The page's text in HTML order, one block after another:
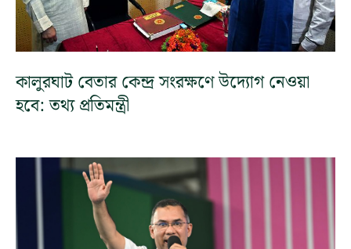
কালুরঘাট বেতার কেন্দ্র সংরক্ষণে উদ্যোগ নেওয়া
হবে: তথ্য প্রতিমন্ত্রী